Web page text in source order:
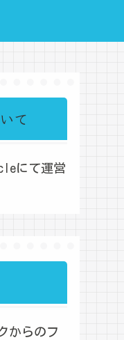
て
にて運営
からのフ